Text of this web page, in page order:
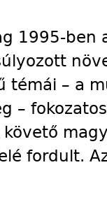
1995-
témái – a
–
fordult.